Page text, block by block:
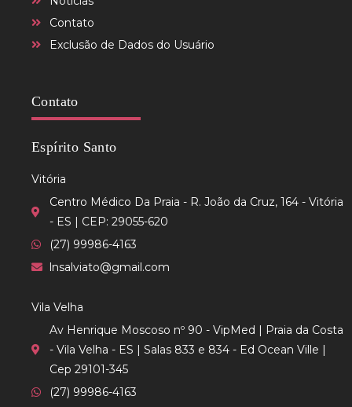
Contato
Exclusão de Dados do Usuário
Contato
Espírito Santo
Vitória
Centro Médico Da Praia - R. João da Cruz, 164 - Vitória
- ES | CEP: 29055-620
(27) 99986-4163
lnsalviato@gmail.com
Vila Velha
Av Henrique Moscoso nº 90 - VipMed | Praia da Costa
- Vila Velha - ES | Salas 833 e 834 - Ed Ocean Ville |
Cep 29101-345
(27) 99986-4163